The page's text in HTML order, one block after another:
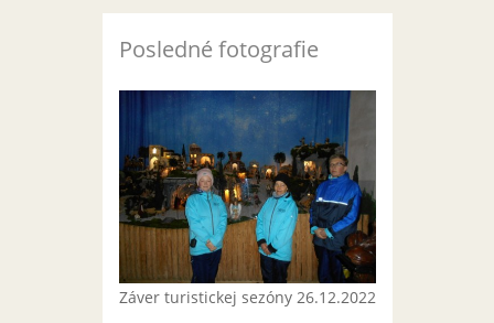
Posledné fotografie
Záver turistickej sezóny 26.12.2022